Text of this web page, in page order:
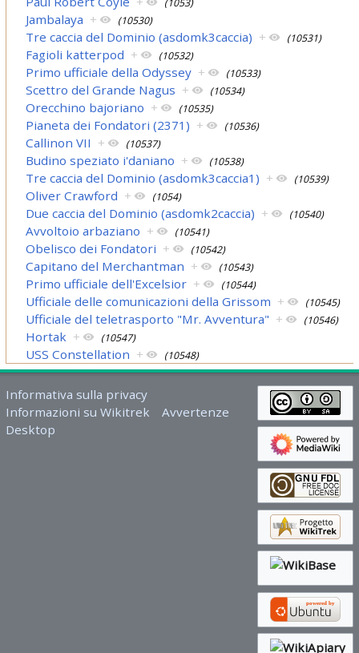
Jambalaya + (10530)
Tre caccia del Dominio (asdomk3caccia) + (10531)
Fagioli katterpod + (10532)
Primo ufficiale della Odyssey + (10533)
Scettro del Grande Nagus + (10534)
Orecchino bajoriano + (10535)
Pianeta dei Fondatori (2371) + (10536)
Callinon VII + (10537)
Budino speziato i'daniano + (10538)
Tre caccia del Dominio (asdomk3caccia1) + (10539)
Oliver Crawford + (1054)
Due caccia del Dominio (asdomk2caccia) + (10540)
Avvoltoio arbaziano + (10541)
Obelisco dei Fondatori + (10542)
Capitano del Merchantman + (10543)
Primo ufficiale dell'Excelsior + (10544)
Ufficiale delle comunicazioni della Grissom + (10545)
Ufficiale del teletrasporto "Mr. Avventura" + (10546)
Hortak + (10547)
USS Constellation + (10548)
Informativa sulla privacy
Informazioni su Wikitrek
Avvertenze
Desktop